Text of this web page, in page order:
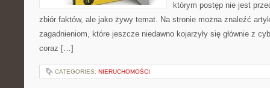
którym postęp nie jest
zbiór faktów, ale jako żywy temat. Na stronie można znaleźć
zagadnieniom, które jeszcze niedawno kojarzyły się głównie z
coraz […]
CATEGORIES: NIERUCHOMOŚCI